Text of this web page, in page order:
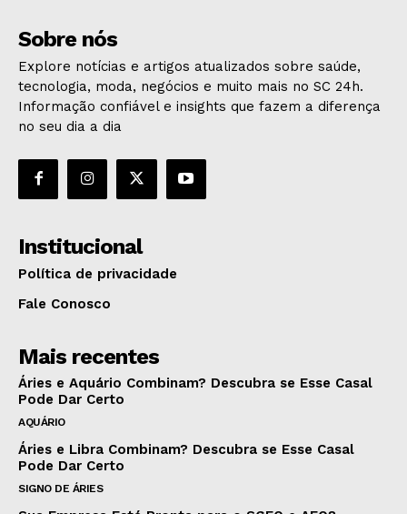
Sobre nós
Explore notícias e artigos atualizados sobre saúde,
tecnologia, moda, negócios e muito mais no SC 24h.
Informação confiável e insights que fazem a diferença
no seu dia a dia
Institucional
Política de privacidade
Fale Conosco
Mais recentes
Áries e Aquário Combinam? Descubra se Esse Casal
Pode Dar Certo
AQUÁRIO
Áries e Libra Combinam? Descubra se Esse Casal
Pode Dar Certo
SIGNO DE ÁRIES